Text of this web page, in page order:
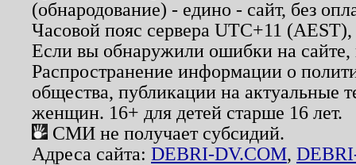
(обнародование) - едино - сайт, без
Часовой пояс сервера UTC+11
Если вы обнаружили ошибки на
Распространение информации о
общества, публикации на актуальные
женщин. 16+ для детей старше 16 лет.
СМИ не получает субсидий.
Адреса сайта: DEBRI-DV.COM,